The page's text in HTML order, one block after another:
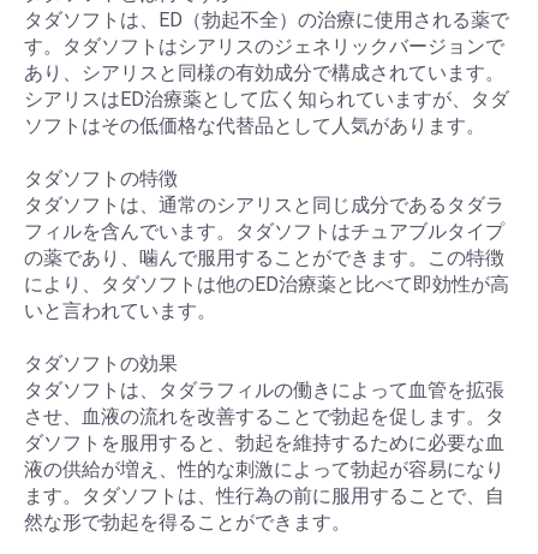
タダソフトは、ED（勃起不全）の治療に使用される薬で
す。タダソフトはシアリスのジェネリックバージョンで
あり、シアリスと同様の有効成分で構成されています。
シアリスはED治療薬として広く知られていますが、タダ
ソフトはその低価格な代替品として人気があります。
タダソフトの特徴
タダソフトは、通常のシアリスと同じ成分であるタダラ
フィルを含んでいます。タダソフトはチュアブルタイプ
の薬であり、噛んで服用することができます。この特徴
により、タダソフトは他のED治療薬と比べて即効性が高
いと言われています。
タダソフトの効果
タダソフトは、タダラフィルの働きによって血管を拡張
させ、血液の流れを改善することで勃起を促します。タ
ダソフトを服用すると、勃起を維持するために必要な血
液の供給が増え、性的な刺激によって勃起が容易になり
ます。タダソフトは、性行為の前に服用することで、自
然な形で勃起を得ることができます。